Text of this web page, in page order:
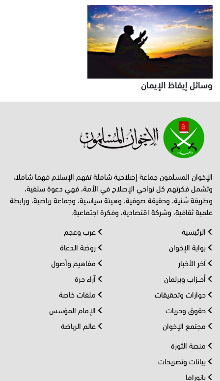
وسائل إيقاظ الإيمان
الإخوان المسلمون جماعة إصلاحية شاملة تفهم الإسلام فهما شاملا،
وتشمل فكرتهم كل نواحي الإصلاح في الأمة، فهي دعوة سلفية،
وطريقة سُنية، وحقيقة صوفية، وهيئة سياسية، وجماعة رياضية، ورابطة
علمية ثقافية، وشركة اقتصادية، وفكرة اجتماعية.
الرئيسية
بوابة الإخوان
آخر الأخبار
أحــزاب وبرلمان
حوارات وتحقيقات
حقوق وحريات
مجتمع الإخوان
عرب وعجم
روضة الدعاة
مفاهيم وأصول
آراء حرة
ملفات خاصة
الإمام المؤسس
عالم الرياضة
منصة الثورة
بيانات وتصريحات
بانوراما